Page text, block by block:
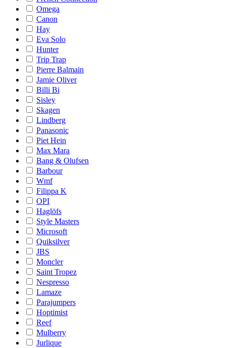
Omega
Canon
Hay
Eva Solo
Hunter
Trip Trap
Pierre Balmain
Jamie Oliver
Billi Bi
Sisley
Skagen
Lindberg
Panasonic
Piet Hein
Max Mara
Bang & Olufsen
Barbour
Wmf
Filippa K
OPI
Haglöfs
Style Masters
Microsoft
Quiksilver
JBS
Moncler
Saint Tropez
Nespresso
Lamaze
Parajumpers
Hoptimist
Reef
Mulberry
Jurlique